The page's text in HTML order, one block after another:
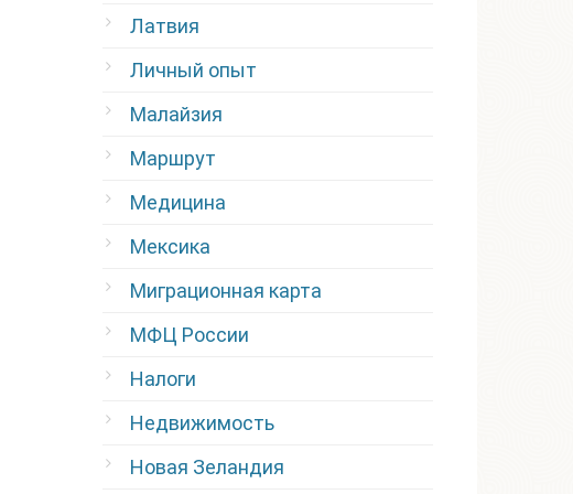
Латвия
Личный опыт
Малайзия
Маршрут
Медицина
Мексика
Миграционная карта
МФЦ России
Налоги
Недвижимость
Новая Зеландия